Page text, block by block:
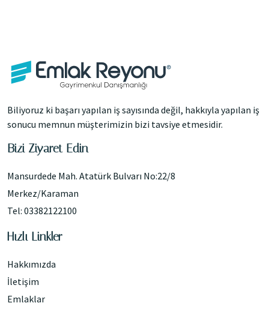
Biliyoruz ki başarı yapılan iş sayısında değil, hakkıyla yapılan iş
sonucu memnun müşterimizin bizi tavsiye etmesidir.
Bizi Ziyaret Edin
Mansurdede Mah. Atatürk Bulvarı No:22/8
Merkez/Karaman
Tel: 03382122100
Hızlı Linkler
Hakkımızda
İletişim
Emlaklar